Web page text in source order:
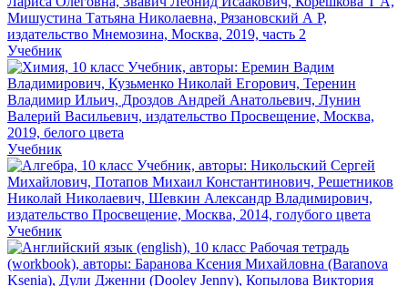
Учебник
Учебник
Учебник